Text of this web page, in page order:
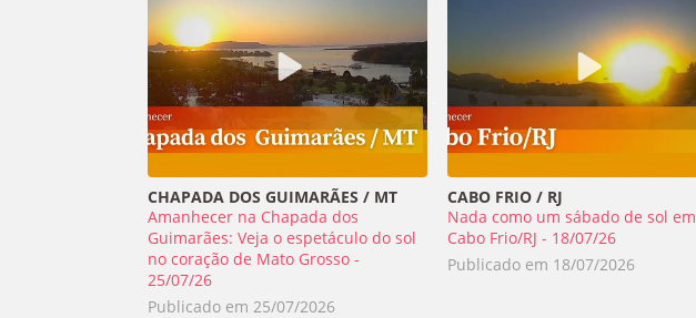
CHAPADA DOS GUIMARÃES / MT
Amanhecer na Chapada dos
Guimarães: Veja o espetáculo do sol
no coração de Mato Grosso -
25/07/26
Publicado em 25/07/2026
CABO FRIO / RJ
Nada como um sábado de sol em
Cabo Frio/RJ - 18/07/26
Publicado em 18/07/2026